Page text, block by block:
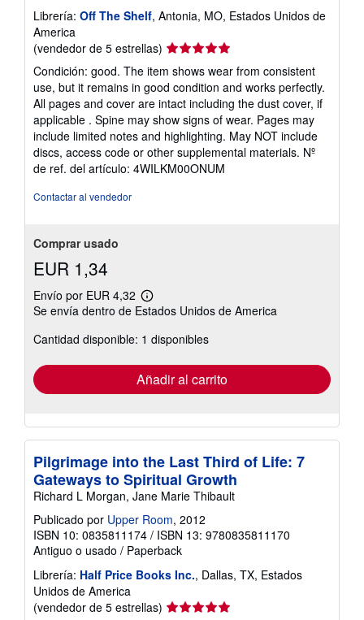
Librería: Off The Shelf, Antonia, MO, Estados Unidos de
America
(vendedor de 5 estrellas) Calificación
del
vendedor:
5
de
5
estrellas
Condición: good. The item shows wear from consistent
use, but it remains in good condition and works perfectly.
All pages and cover are intact including the dust cover, if
applicable . Spine may show signs of wear. Pages may
include limited notes and highlighting. May NOT include
discs, access code or other supplemental materials. Nº
de ref. del artículo: 4WILKM00ONUM
Contactar al vendedor
Comprar usado
EUR 1,34
Envío por EUR 4,32
Más
información
las
tarifas
envío
Se envía dentro de Estados Unidos de America
Cantidad disponible: 1 disponibles
Añadir al carrito
Pilgrimage into the Last Third of Life: 7
Gateways to Spiritual Growth
Richard L Morgan, Jane Marie Thibault
Publicado por Upper Room, 2012
ISBN 10: 0835811174 / ISBN 13: 9780835811170
Antiguo o usado / Paperback
Librería: Half Price Books Inc., Dallas, TX, Estados
Unidos de America
(vendedor de 5 estrellas) Calificación